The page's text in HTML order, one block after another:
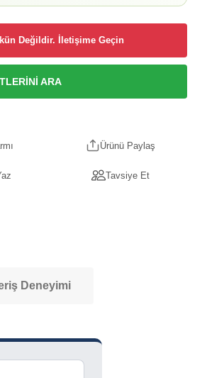
Değildir. İletişime Geçin
ARA
Ürünü Paylaş
Tavsiye Et
Deneyimi